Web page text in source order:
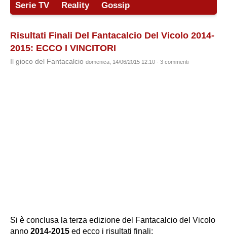
Serie TV
Reality Gossip
Risultati Finali Del Fantacalcio Del Vicolo 2014-
2015: ECCO I VINCITORI
Il gioco del Fantacalcio domenica, 14/06/2015 12:10 - 3 commenti
Si è conclusa la terza edizione del Fantacalcio del Vicolo
anno 2014-2015 ed ecco i risultati finali: